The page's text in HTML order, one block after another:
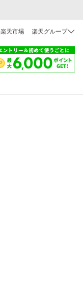
楽天市場 楽天グループ